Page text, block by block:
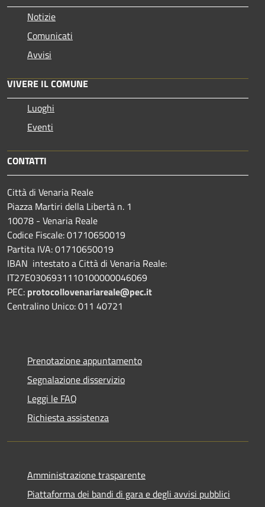
Notizie
Comunicati
Avvisi
VIVERE IL COMUNE
Luoghi
Eventi
CONTATTI
Città di Venaria Reale
Piazza Martiri della Libertà n. 1
10078 - Venaria Reale
Codice Fiscale: 01710650019
Partita IVA: 01710650019
IBAN intestato a Città di Venaria Reale:
IT27E0306931110100000046069
PEC: protocollovenariareale@pec.it
Centralino Unico: 011 40721
Prenotazione appuntamento
Segnalazione disservizio
Leggi le FAQ
Richiesta assistenza
Amministrazione trasparente
Piattaforma dei bandi di gara e degli avvisi pubblici